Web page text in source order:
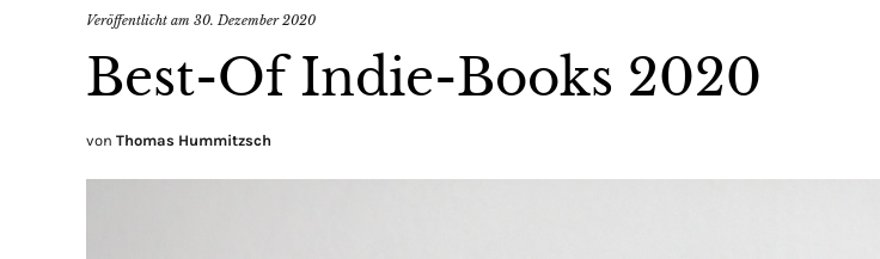
Veröffentlicht am 30. Dezember 2020
Best-Of Indie-Books 2020
von Thomas Hummitzsch